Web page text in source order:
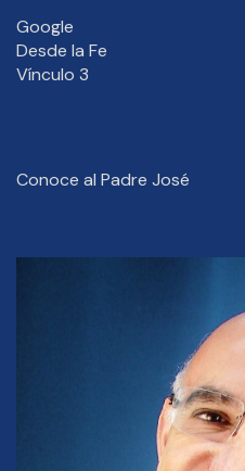
Google
Desde la Fe
Vínculo 3
Conoce al Padre José